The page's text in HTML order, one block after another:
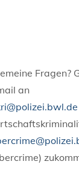
Fragen?
an